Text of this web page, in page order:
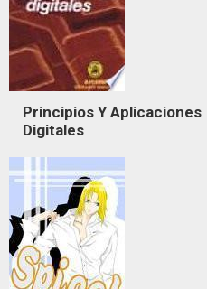
Principios Y Aplicaciones
Digitales